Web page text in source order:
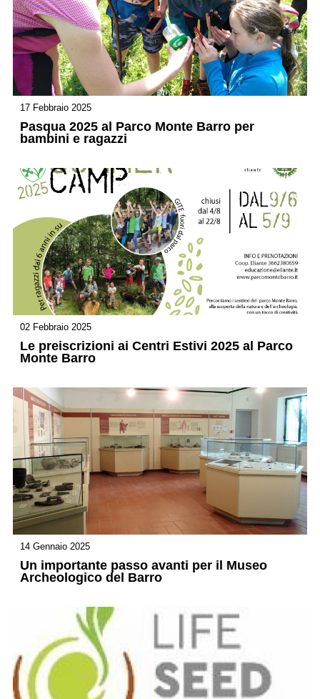
17 Febbraio 2025
Pasqua 2025 al Parco Monte Barro per
bambini e ragazzi
02 Febbraio 2025
Le preiscrizioni ai Centri Estivi 2025 al Parco
Monte Barro
14 Gennaio 2025
Un importante passo avanti per il Museo
Archeologico del Barro